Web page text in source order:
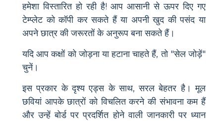
हमेशा विस्तारित हो रही है! आप आसानी से ऊपर दिए गए
टेम्प्लेट को कॉपी कर सकते हैं या अपनी खुद की पसंद या
अपने छात्र की जरूरतों के अनुरूप बना सकते हैं।
यदि आप कक्षों को जोड़ना या हटाना चाहते हैं, तो "सेल जोड़ें"
चुनें।
इस प्रकार के दृश्य एड्स के साथ, सरल बेहतर है। मूल
छवियां आपके छात्रों को विचलित करने की संभावना कम हैं
और उन्हें बोर्ड पर प्रदर्शित होने वाली जानकारी पर ध्यान